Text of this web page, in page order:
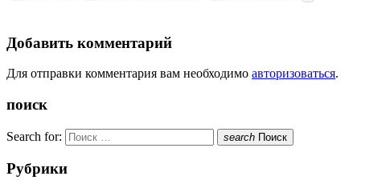
Добавить комментарий
Для отправки комментария вам необходимо авторизоваться.
поиск
Search for: search Поиск
Рубрики